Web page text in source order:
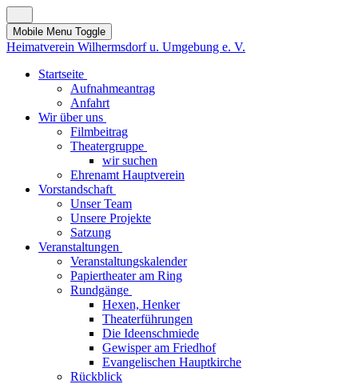
Mobile Menu Toggle
Heimatverein Wilhermsdorf u. Umgebung e. V.
Startseite
Aufnahmeantrag
Anfahrt
Wir über uns
Filmbeitrag
Theatergruppe
wir suchen
Ehrenamt Hauptverein
Vorstandschaft
Unser Team
Unsere Projekte
Satzung
Veranstaltungen
Veranstaltungskalender
Papiertheater am Ring
Rundgänge
Hexen, Henker
Theaterführungen
Die Ideenschmiede
Gewisper am Friedhof
Evangelischen Hauptkirche
Rückblick